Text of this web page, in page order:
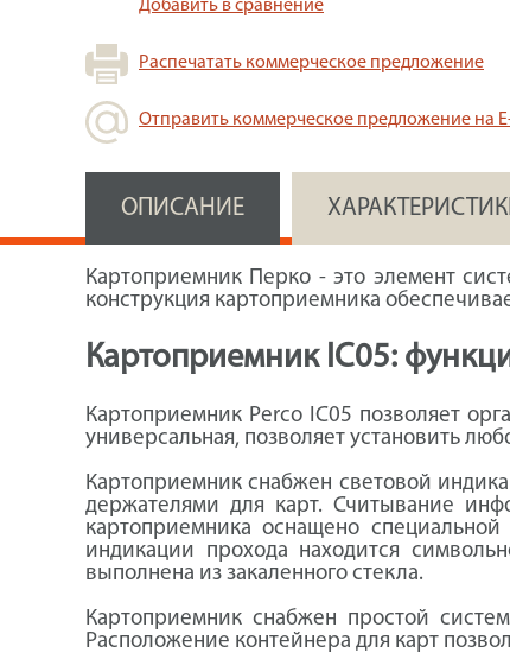
Добавить в сравнение
Распечатать коммерческое предложение
Отправить коммерческое предложение на
ОПИСАНИЕ
Картоприемник Перко - это элемент
конструкция картоприемника
Картоприемник IC05:
Картоприемник Perco IC05 позволяет
универсальная, позволяет установить
Картоприемник снабжен световой
держателями для карт. Считывание
картоприемника оснащено
индикации прохода находится
выполнена из закаленного стекла.
Картоприемник снабжен простой
Расположение контейнера для карт